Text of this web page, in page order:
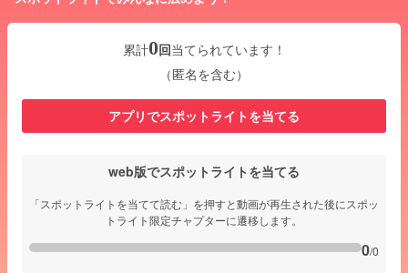
累計0回当てられています！
（匿名を含む）
アプリでスポットライトを当てる
web版でスポットライトを当てる
「スポットライトを当てて読む」を押すと動画が再生された後にスポッ
トライト限定チャプターに遷移します。
0/0